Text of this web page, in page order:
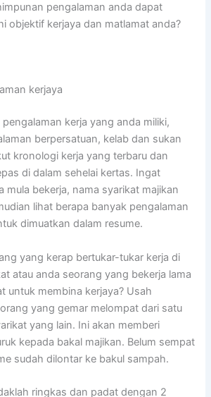
pengalaman anda dapat
objektif kerjaya dan matlamat anda?
kerjaya
kerja yang anda miliki,
berpersatuan, kelab dan sukan
kronologi kerja yang terbaru dan
di dalam sehelai kertas. Ingat
mula bekerja, nama syarikat majikan
lihat berapa banyak pengalaman
dimuatkan dalam resume.
yang kerap bertukar-tukar kerja di
atau anda seorang yang bekerja lama
untuk membina kerjaya? Usah
yang gemar melompat dari satu
yang lain. Ini akan memberi
kepada bakal majikan. Belum sempat
sudah dilontar ke bakul sampah.
ringkas dan padat dengan 2